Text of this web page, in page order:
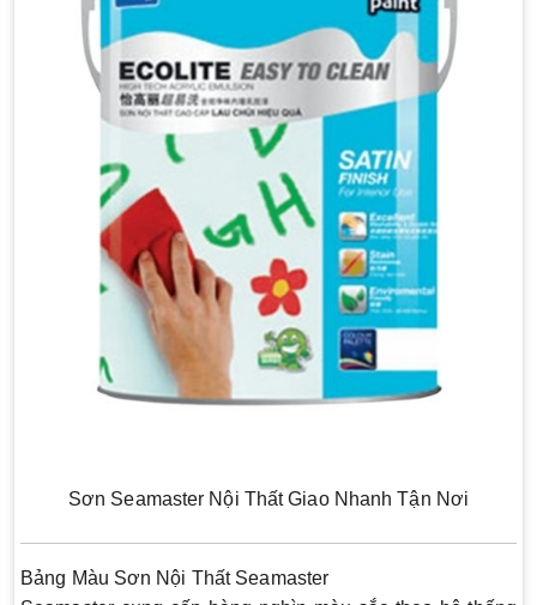
Sơn Seamaster Nội Thất Giao Nhanh Tận Nơi
Bảng Màu Sơn Nội Thất Seamaster